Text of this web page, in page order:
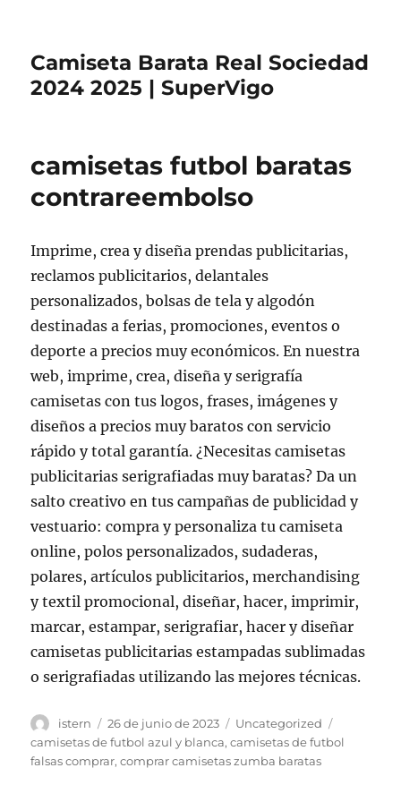
Camiseta Barata Real Sociedad
2024 2025 | SuperVigo
camisetas futbol baratas
contrareembolso
Imprime, crea y diseña prendas publicitarias,
reclamos publicitarios, delantales
personalizados, bolsas de tela y algodón
destinadas a ferias, promociones, eventos o
deporte a precios muy económicos. En nuestra
web, imprime, crea, diseña y serigrafía
camisetas con tus logos, frases, imágenes y
diseños a precios muy baratos con servicio
rápido y total garantía. ¿Necesitas camisetas
publicitarias serigrafiadas muy baratas? Da un
salto creativo en tus campañas de publicidad y
vestuario: compra y personaliza tu camiseta
online, polos personalizados, sudaderas,
polares, artículos publicitarios, merchandising
y textil promocional, diseñar, hacer, imprimir,
marcar, estampar, serigrafiar, hacer y diseñar
camisetas publicitarias estampadas sublimadas
o serigrafiadas utilizando las mejores técnicas.
Autor
istern
Publicado
el
26 de junio de 2023 Categorías
Uncategorized
camisetas de futbol azul y blanca,camisetas de futbol
falsas comprar,comprar camisetas zumba baratas